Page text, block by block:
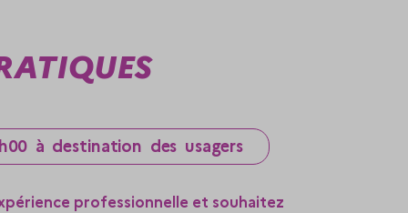
à destination des usagers
professionnelle et souhaitez